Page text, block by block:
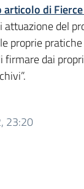
articolo di
del
proprie
dai
23:20